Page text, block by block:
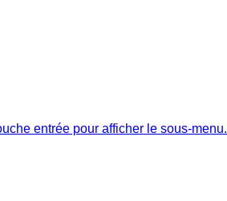
entrée pour afficher le sous-menu.